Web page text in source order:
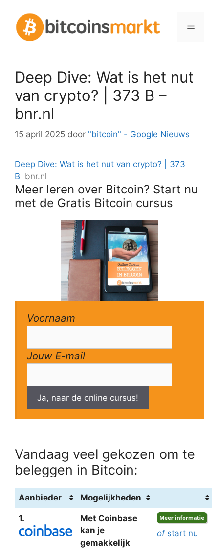
inhoud
Menu
Deep Dive: Wat is het nut
van crypto? | 373 B –
bnr.nl
15 april 2025 door "bitcoin" - Google Nieuws
Deep Dive: Wat is het nut van crypto? | 373
B bnr.nl
Meer leren over Bitcoin? Start nu
met de Gratis Bitcoin cursus
Voornaam
Jouw E-mail
Ja, naar de online cursus!
Vandaag veel gekozen om te
beleggen in Bitcoin:
Aanbieder Mogelijkheden
1.
Met Coinbase
kan je
gemakkelijk
ofstart nu